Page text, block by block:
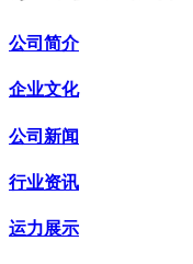
公司简介
企业文化
公司新闻
行业资讯
运力展示